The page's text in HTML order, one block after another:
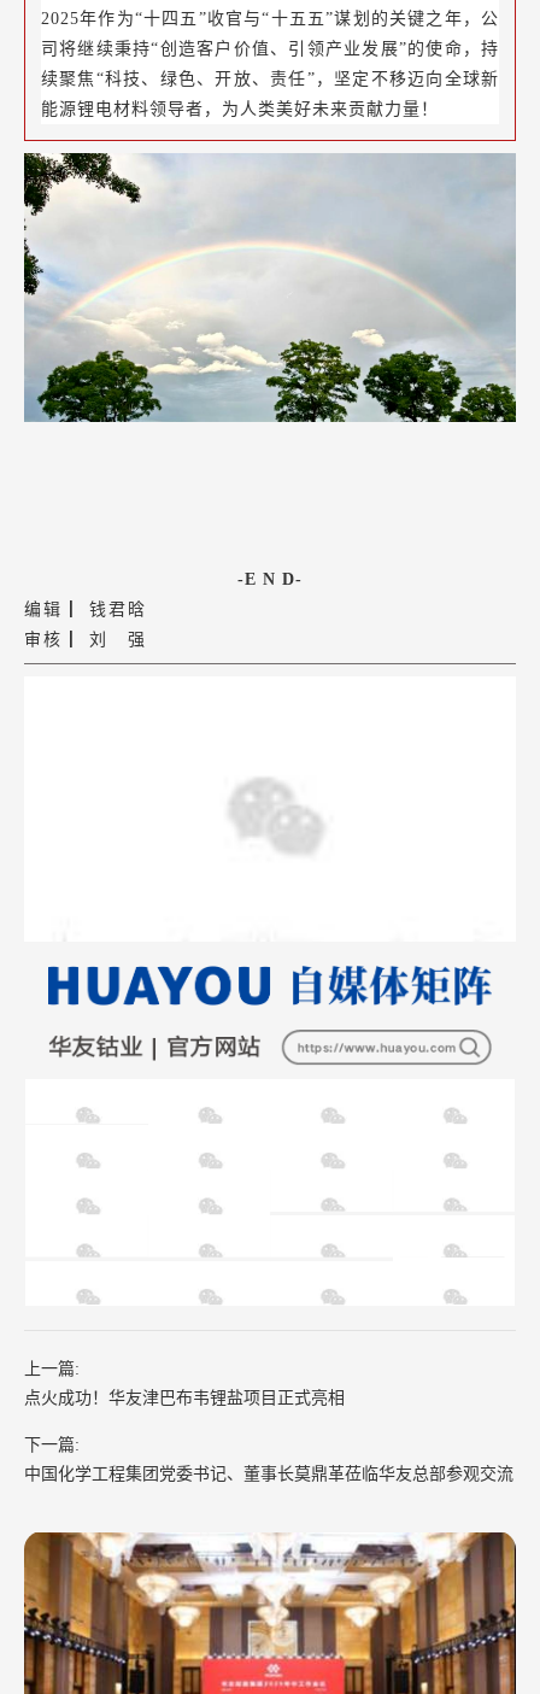
2025年作为“十四五”收官与“十五五”谋划的关键之年，公
司将继续秉持“创造客户价值、引领产业发展”的使命，持
续聚焦“科技、绿色、开放、责任”，坚定不移迈向全球新
能源锂电材料领导者，为人类美好未来贡献力量！
-E N D-
编辑 ▏钱君晗
审核 ▏刘 强
上一篇:
点火成功！华友津巴布韦锂盐项目正式亮相
下一篇:
中国化学工程集团党委书记、董事长莫鼎革莅临华友总部参观交流